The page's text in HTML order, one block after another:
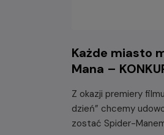
Każde miasto
Mana –
Z okazji premiery
dzień” chcemy
zostać Spider-